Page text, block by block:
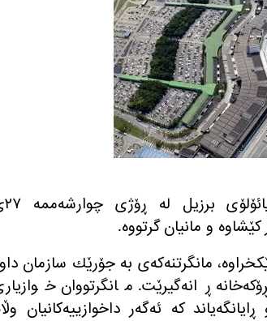
كرێكاران و
و مانیان گرتووه‌.
مانگرتنه‌كه‌ی به‌ جۆرێك سازمان
ڕانه‌گیرێت. مانگرتووان
كه‌ ئه‌گه‌ر داخوازییه‌كانیان